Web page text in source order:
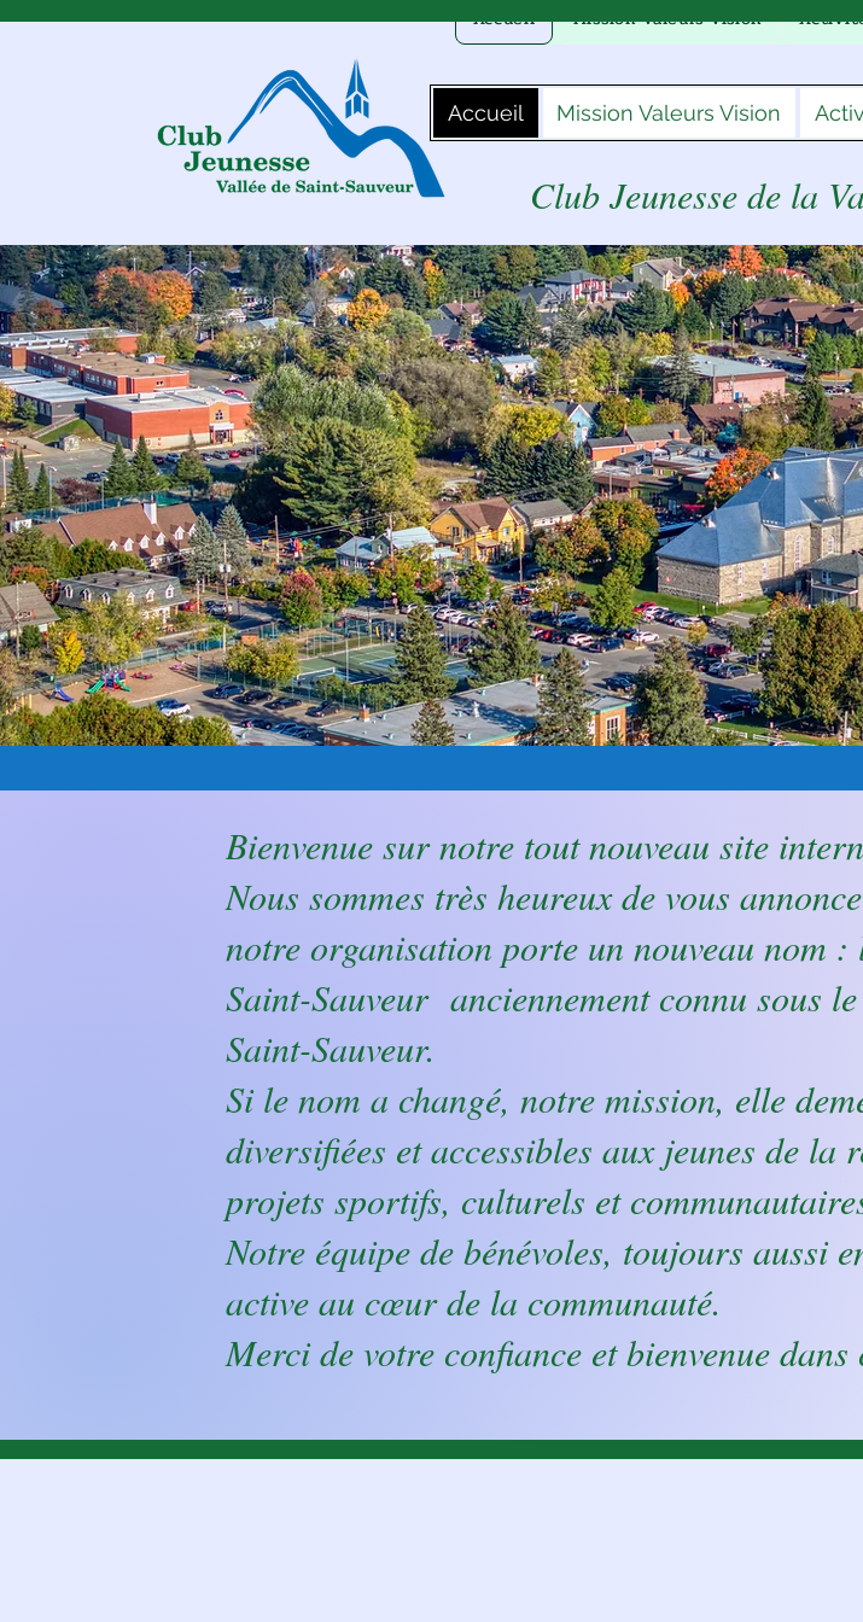
Accueil Mission Valeurs Vision
Club Jeunesse de la
Bienvenue sur notre tout nouveau site
Nous sommes très heureux de vous
notre organisation porte un nouveau nom :
Saint-Sauveur anciennement connu sous
Saint-Sauveur.
Si le nom a changé, notre mission, elle
diversifiées et accessibles aux jeunes de
projets sportifs, culturels et
Notre équipe de bénévoles, toujours aussi
active au cœur de la communauté.
Merci de votre confiance et bienvenue
Accueil Mission Valeurs Vision